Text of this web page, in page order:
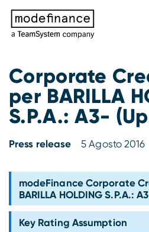
Corporate
per BARILLA
S.P.A.: A3-
Press release 5 Agosto 2016
modeFinance Corporate
BARILLA HOLDING S.P.A.:
Key Rating Assumption
Agenzia di Rating
Rating ESG
Tigran
s-peek
MORE
ForST
Data Science
API & Plug-N-Play
Fintech
Banche e finanziarie
SGR e fondi
Imprese
Chi siamo
Partner e clienti
Blog
Press center
Contatti